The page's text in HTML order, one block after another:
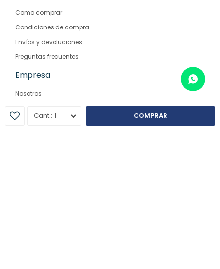
1 COMPRAR
Como comprar
Condiciones de compra
Envíos y devoluciones
Preguntas frecuentes
Empresa
Nosotros